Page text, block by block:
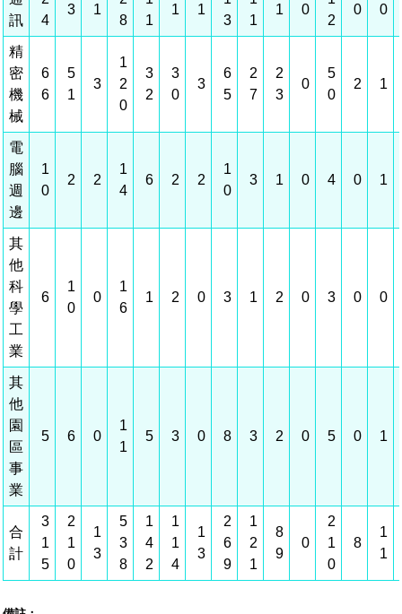
檔案管理局相關連結
育成中心
南科新港堂
園區宿舍簡介
自行車道網
人文景觀地圖
南科AI_ROBOT自造基地
南科創業工坊
永續園區
企業社會責任
生態資產
「沙崙生態科學園區生態保育協作平台」公開資訊
環保管理
勞資管理
敦親睦鄰經費補助